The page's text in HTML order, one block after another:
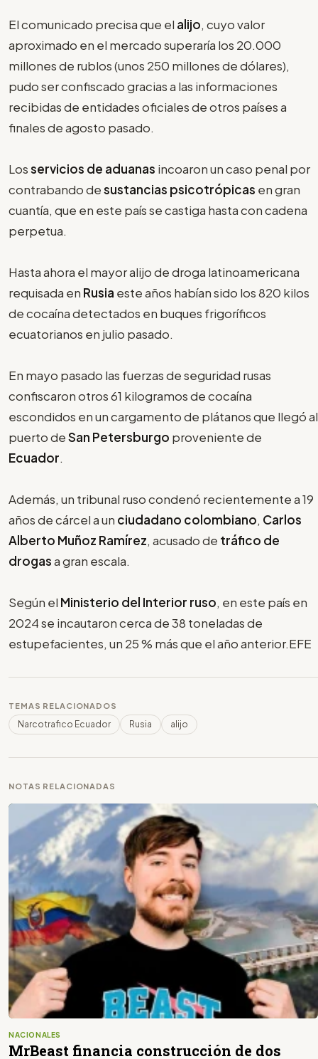
El comunicado precisa que el alijo, cuyo valor
aproximado en el mercado superaría los 20.000
millones de rublos (unos 250 millones de dólares),
pudo ser confiscado gracias a las informaciones
recibidas de entidades oficiales de otros países a
finales de agosto pasado.
Losservicios de aduanas incoaron un caso penal por
contrabando desustancias psicotrópicas en gran
cuantía, que en este país se castiga hasta con cadena
perpetua.
Hasta ahora el mayor alijo de droga latinoamericana
requisada en Rusia este años habían sido los 820 kilos
de cocaína detectados en buques frigoríficos
ecuatorianos en julio pasado.
En mayo pasado las fuerzas de seguridad rusas
confiscaron otros 61 kilogramos de cocaína
escondidos en un cargamento de plátanos que llegó al
puerto deSan Petersburgo proveniente de
Ecuador.
Además, un tribunal ruso condenó recientemente a 19
años de cárcel a un ciudadano colombiano, Carlos
Alberto Muñoz Ramírez, acusado de tráfico de
drogasa gran escala.
Según el Ministerio del Interior ruso, en este país en
2024 se incautaron cerca de 38 toneladas de
estupefacientes, un 25 % más que el año anterior.EFE
TEMAS RELACIONADOS
Narcotrafico Ecuador Rusia alijo
NOTAS RELACIONADAS
NACIONALES
MrBeast financia construcción de dos